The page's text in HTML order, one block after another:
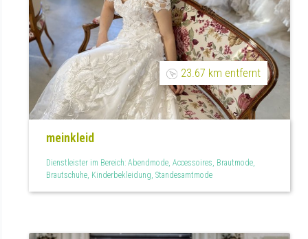
23.67 km entfernt
meinkleid
Dienstleister im Bereich: Abendmode, Accessoires, Brautmode,
Brautschuhe, Kinderbekleidung, Standesamtmode